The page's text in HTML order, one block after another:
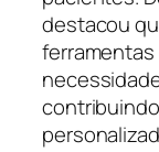
destacou